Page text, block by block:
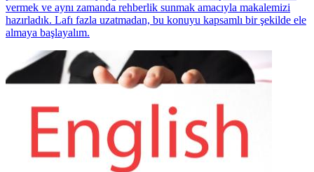
vermek ve aynı zamanda rehberlik sunmak amacıyla makalemizi
hazırladık. Lafı fazla uzatmadan, bu konuyu kapsamlı bir şekilde ele
almaya başlayalım.